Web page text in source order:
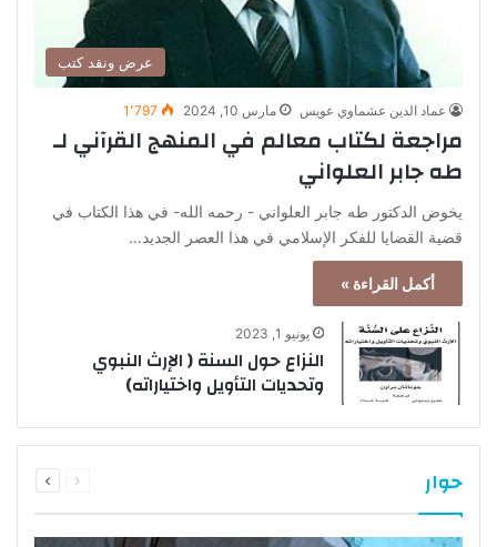
عرض ونقد كتب
عماد الدين عشماوي عويس مارس 10, 2024 1٬797
مراجعة لكتاب معالم في المنهج القرآني لـ
طه جابر العلواني
يخوض الدكتور طه جابر العلواني - رحمه الله- في هذا الكتاب في
قضية القضايا للفكر الإسلامي في هذا العصر الجديد…
أكمل القراءة »
يونيو 1, 2023
النزاع حول السنة ( الإرث النبوي
وتحديات التأويل واختياراته)
حوار
الصفحة